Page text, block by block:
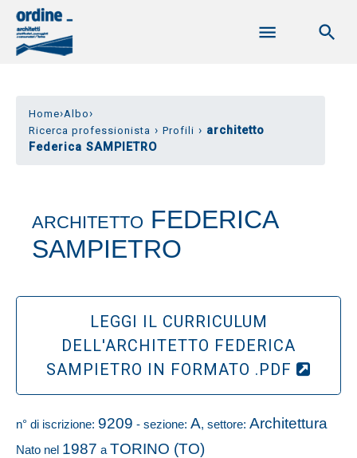
Home›Albo›
Ricerca professionista › Profili › architetto
Federica SAMPIETRO
ARCHITETTO FEDERICA
SAMPIETRO
LEGGI IL CURRICULUM
DELL'ARCHITETTO FEDERICA
SAMPIETRO IN FORMATO .PDF
n° di iscrizione: 9209 - sezione: A, settore: Architettura
Nato nel 1987 a TORINO (TO)